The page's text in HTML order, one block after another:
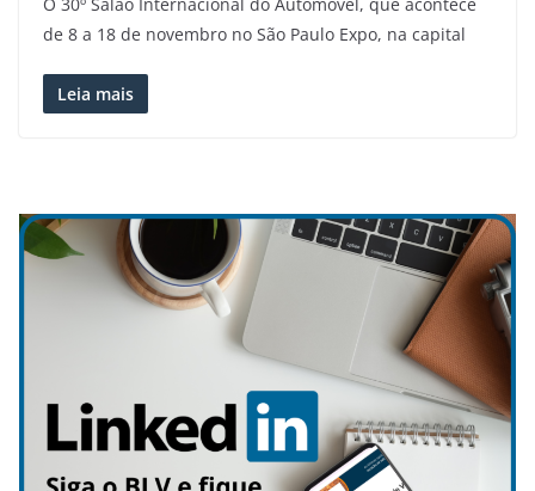
de 8 a 18 de novembro no São Paulo Expo, na capital
Leia mais